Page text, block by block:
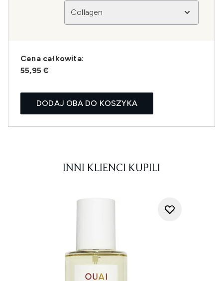
Collagen
Cena całkowita:
55,95 €
DODAJ OBA DO KOSZYKA
INNI KLIENCI KUPILI